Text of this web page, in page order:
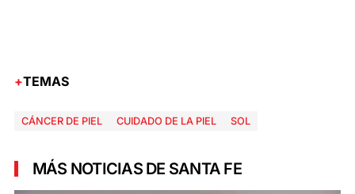
TEMAS
CÁNCER DE PIEL CUIDADO DE LA PIEL SOL
MÁS NOTICIAS DE SANTA FE